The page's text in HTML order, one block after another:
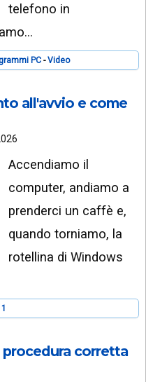
telefono in
PC Video
all'avvio e come
Accendiamo il
computer, andiamo a
prenderci un caffè e,
quando torniamo, la
rotellina di Windows
procedura corretta